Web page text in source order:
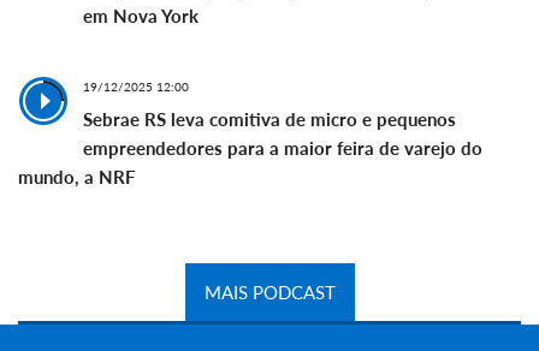
em Nova York
19/12/2025 12:00
Sebrae RS leva comitiva de micro e pequenos
empreendedores para a maior feira de varejo do
mundo, a NRF
MAIS PODCAST